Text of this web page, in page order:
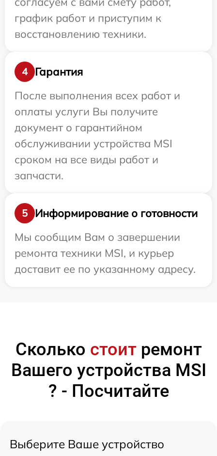
график работ и приступим к
восстановлению техники.
4
Гарантия
После выполнения всех работ и
оплаты услуги Вы получите
документ о гарантийном
обслуживании устройства MSI
сроком на все виды работ и
запчасти.
5
Информирование о готовности
Мы сообщим Вам о завершении
ремонта техники MSI, и курьер
доставит ее по указанному адресу.
Сколько стоитремонт
Вашего устройства MSI
? - Посчитайте
Выберите Ваше устройство